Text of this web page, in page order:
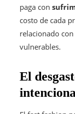
paga con
costo de cada
relacionado
vulnerables.
El